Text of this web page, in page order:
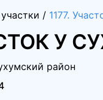
/ 1177.
У
район